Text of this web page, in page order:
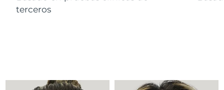
terceros
ACERCA DE